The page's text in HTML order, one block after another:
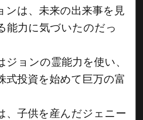
ンは、未来の出来事を見
能力に気づいたのだっ
ジョンの霊能力を使い、
式投資を始めて巨万の富
、子供を産んだジェニー